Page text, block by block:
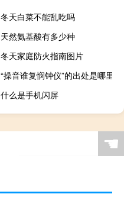
冬天白菜不能乱吃吗
天然氨基酸有多少种
冬天家庭防火指南图片
“操音谁复悯钟仪”的出处是哪里
什么是手机闪屏
☚